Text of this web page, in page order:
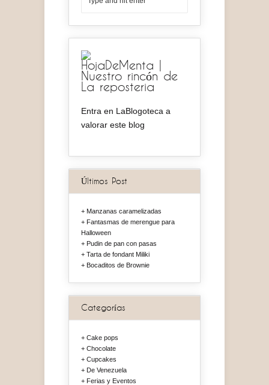
HojaDeMenta |
Nuestro rincón de
La reposteria
Entra en LaBlogoteca a
valorar este blog
Últimos Post
Manzanas caramelizadas
Fantasmas de merengue para
Halloween
Pudin de pan con pasas
Tarta de fondant Miliki
Bocaditos de Brownie
Categorías
Cake pops
Chocolate
Cupcakes
De Venezuela
Ferias y Eventos